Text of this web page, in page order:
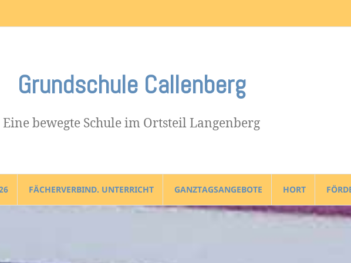
Grundschule Callenberg
Eine bewegte Schule im Ortsteil Langenberg
FÄCHERVERBIND. UNTERRICHT GANZTAGSANGEBOTE HORT